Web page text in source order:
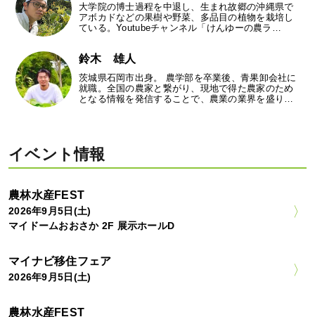
大学院の博士過程を中退し、生まれ故郷の沖縄県で
アボカドなどの果樹や野菜、多品目の植物を栽培し
ている。Youtubeチャンネル「けんゆーの農ラ…
鈴木 雄人
茨城県石岡市出身。 農学部を卒業後、青果卸会社に
就職。全国の農家と繋がり、現地で得た農家のため
となる情報を発信することで、農業の業界を盛り…
イベント情報
農林水産FEST
2026年9月5日(土)
マイドームおおさか 2F 展示ホールD
マイナビ移住フェア
2026年9月5日(土)
農林水産FEST